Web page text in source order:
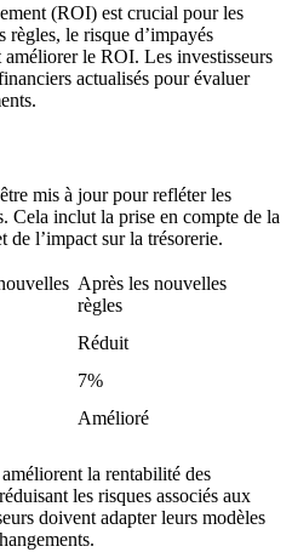
(ROI) est crucial pour les
règles, le risque d’impayés
le ROI. Les investisseurs
actualisés pour évaluer
mis à jour pour refléter les
Cela inclut la prise en compte de la
de l’impact sur la trésorerie.
Après les nouvelles
règles
Réduit
7%
Amélioré
la rentabilité des
les risques associés aux
doivent adapter leurs modèles